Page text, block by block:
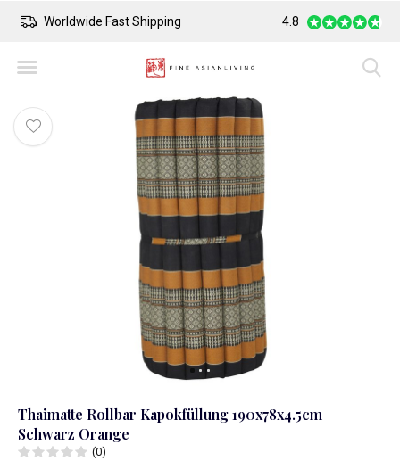
Worldwide Fast Shipping Safe Payment
4.8
Thaimatte Rollbar Kapokfüllung 190x78x4.5cm
Schwarz Orange
(0)